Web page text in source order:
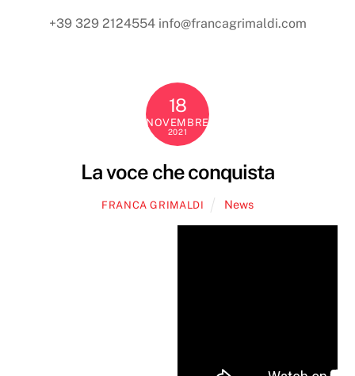
+39 329 2124554 info@francagrimaldi.com
18
NOVEMBRE
2021
La voce che conquista
FRANCA GRIMALDI News